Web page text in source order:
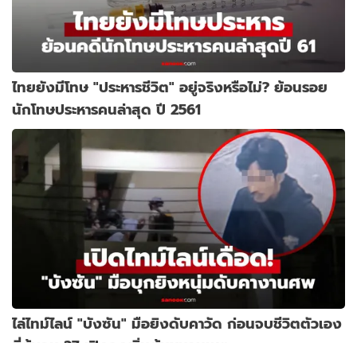
ไทยยังมีโทษ "ประหารชีวิต" อยู่จริงหรือไม่? ย้อนรอย
นักโทษประหารคนล่าสุด ปี 2561
ไล่ไทม์ไลน์ "บังซัน" มือยิงดับคาวัด ก่อนจบชีวิตตัวเอง